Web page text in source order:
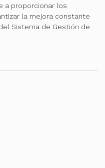
a proporcionar los
la mejora constante
Sistema de Gestión de